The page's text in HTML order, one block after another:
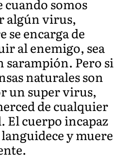
somos
algún virus,
se encarga de
al enemigo, sea
sarampión. Pero si
naturales son
un super virus,
de cualquier
El cuerpo incapaz
y muere